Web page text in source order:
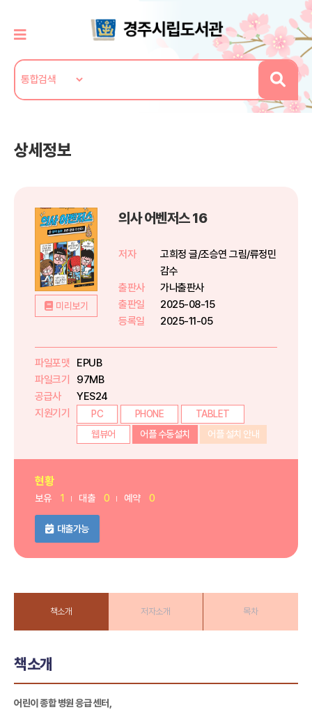
상세정보
미리보기
의사 어벤저스 16
저자
고희정 글/조승연 그림/류정민
감수
출판사
가나출판사
출판일
2025-08-15
등록일
2025-11-05
파일포맷
EPUB
파일크기
97MB
공급사
YES24
지원기기
PC PHONE
TABLET
웹뷰어
어플 수동설치 어플 설치 안내
현황
보유 1 대출 0 예약 0
대출가능
책소개 저자소개 목차
책소개
어린이 종합 병원 응급 센터,